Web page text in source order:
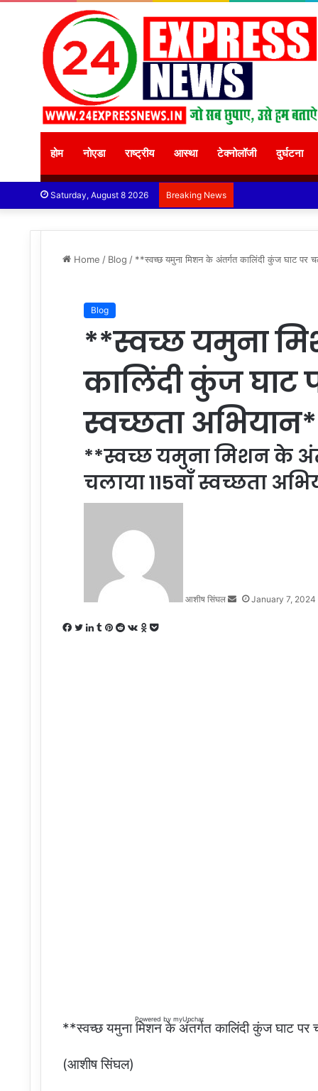
होम नोएडा राष्ट्रीय आस्था टेक्नोलॉजी दुर्घटना
Saturday, August 8 2026 Breaking News
Home / Blog / **स्वच्छ यमुना मिशन के अंतर्गत कालिंदी कुंज घाट पर
Blog
**स्वच्छ यमुना
कालिंदी कुंज घाट
स्वच्छता
**स्वच्छ यमुना मिशन के
चलाया 115वाॅं स्वच्छता
आशीष सिंघल January 7, 2024
Facebook
Twitter
LinkedIn
Tumblr
Pinterest
RedditVKontakte
Odnoklassniki
Pocket
Powered bymyUpchar
**स्वच्छ यमुना मिशन के अंतर्गत कालिंदी कुंज घाट पर
(आशीष सिंघल)